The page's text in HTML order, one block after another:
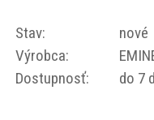
Stav:
nové
Výrobca:
Dostupnosť:
do 7